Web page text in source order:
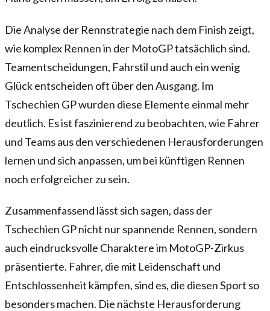
Die Analyse der Rennstrategie nach dem Finish zeigt,
wie komplex Rennen in der MotoGP tatsächlich sind.
Teamentscheidungen, Fahrstil und auch ein wenig
Glück entscheiden oft über den Ausgang. Im
Tschechien GP wurden diese Elemente einmal mehr
deutlich. Es ist faszinierend zu beobachten, wie Fahrer
und Teams aus den verschiedenen Herausforderungen
lernen und sich anpassen, um bei künftigen Rennen
noch erfolgreicher zu sein.
Zusammenfassend lässt sich sagen, dass der
Tschechien GP nicht nur spannende Rennen, sondern
auch eindrucksvolle Charaktere im MotoGP-Zirkus
präsentierte. Fahrer, die mit Leidenschaft und
Entschlossenheit kämpfen, sind es, die diesen Sport so
besonders machen. Die nächste Herausforderung